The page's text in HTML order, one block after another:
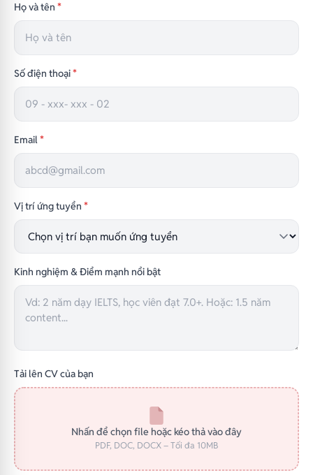
Họ và tên *
Số điện thoại*
Email*
Vị trí ứng tuyển *
Kinh nghiệm & Điểm mạnh nổi bật
Tải lên CV của bạn
Nhấn để chọn file hoặc kéo thả vào đây
PDF, DOC, DOCX – Tối đa 10MB